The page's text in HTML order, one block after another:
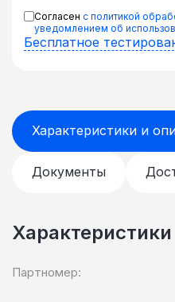
Согласен с политикой
уведомлением об
Бесплатное
Характеристики и
Документы
Характеристики
Партномер: